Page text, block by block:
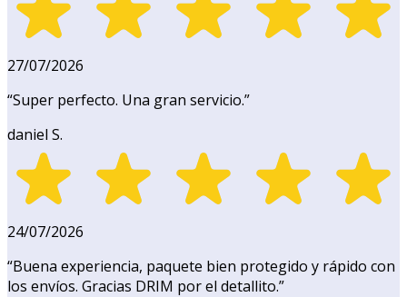
27/07/2026
“Super perfecto. Una gran servicio.”
daniel S.
24/07/2026
“Buena experiencia, paquete bien protegido y rápido con
los envíos. Gracias DRIM por el detallito.”